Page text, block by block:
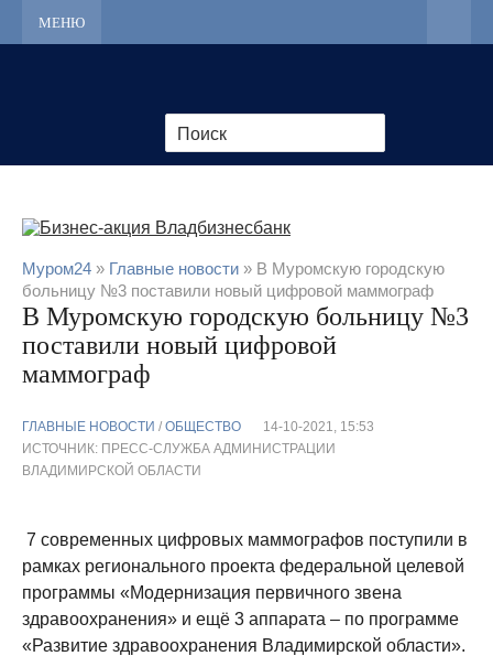
МЕНЮ
Муром24 » Главные новости » В Муромскую городскую
больницу №3 поставили новый цифровой маммограф
В Муромскую городскую больницу №3
поставили новый цифровой
маммограф
ГЛАВНЫЕ НОВОСТИ / ОБЩЕСТВО
14-10-2021, 15:53
ИСТОЧНИК: ПРЕСС-СЛУЖБА АДМИНИСТРАЦИИ
ВЛАДИМИРСКОЙ ОБЛАСТИ
7 современных цифровых маммографов поступили в
рамках регионального проекта федеральной целевой
программы «Модернизация первичного звена
здравоохранения» и ещё 3 аппарата – по программе
«Развитие здравоохранения Владимирской области».